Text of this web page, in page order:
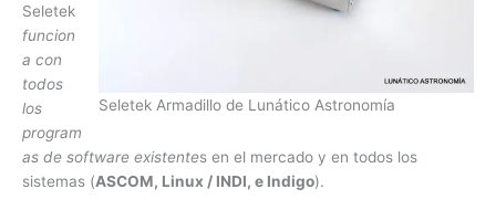
Seletek Armadillo de Lunático Astronomía
Seletek
funcion
a con
todos
los
program
as de software existentes en el mercado y en todos los
sistemas (ASCOM, Linux / INDI, e Indigo).